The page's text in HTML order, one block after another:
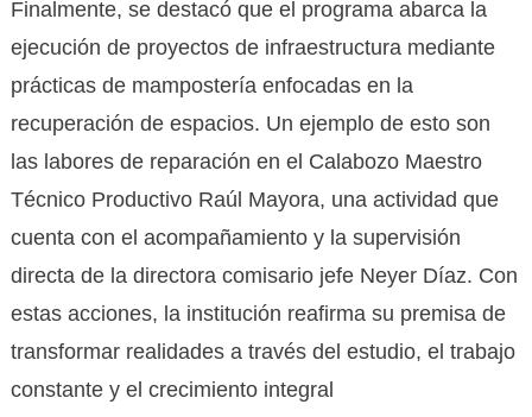
Finalmente, se destacó que el programa abarca la
ejecución de proyectos de infraestructura mediante
prácticas de mampostería enfocadas en la
recuperación de espacios. Un ejemplo de esto son
las labores de reparación en el Calabozo Maestro
Técnico Productivo Raúl Mayora, una actividad que
cuenta con el acompañamiento y la supervisión
directa de la directora comisario jefe Neyer Díaz. Con
estas acciones, la institución reafirma su premisa de
transformar realidades a través del estudio, el trabajo
constante y el crecimiento integral